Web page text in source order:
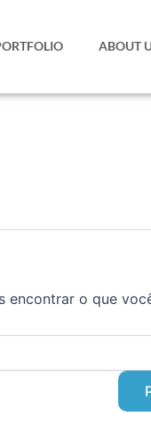
ABOUT
encontrar o que